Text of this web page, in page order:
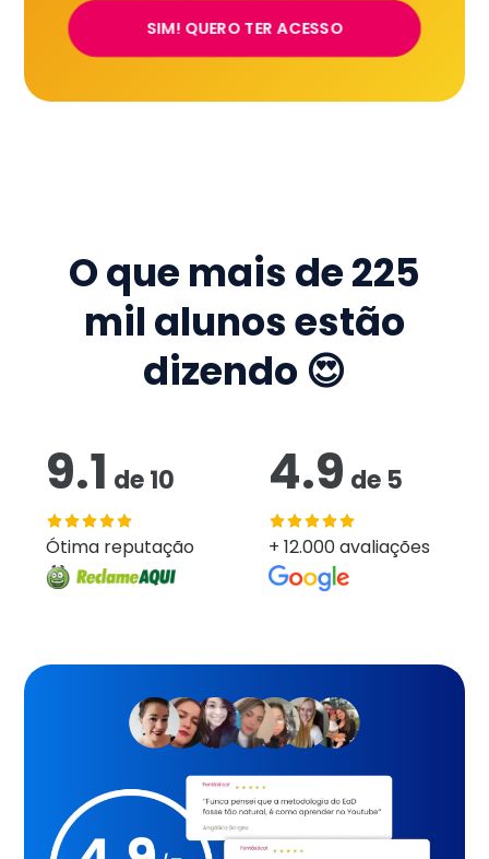
SIM! QUERO TER ACESSO
O que mais de225
mil alunos estão
dizendo 😍
9.1 de10
Ótima reputação
4.9 de 5
+ 12.000 avaliações